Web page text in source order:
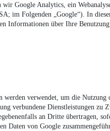
wir Google Analytics, ein
im Folgenden „Google“). In
Informationen über Ihre
verwendet, um die Nutzung
verbundene Dienstleistungen zu
an Dritte übertragen,
von Google